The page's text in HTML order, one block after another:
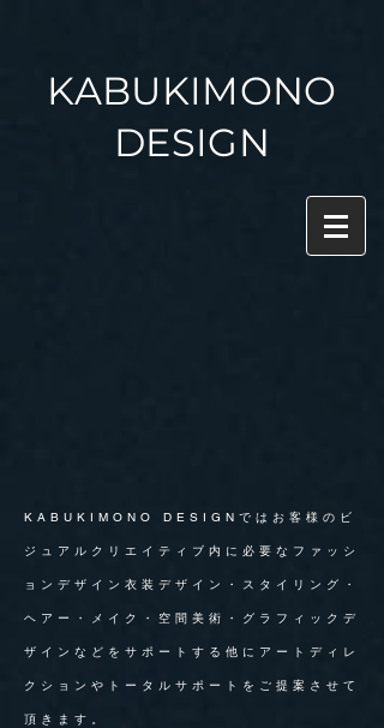
KABUKIMONO
DESIGN
KABUKIMONO DESIGNではお客様 のビ
ジュアルクリエイティブ内に必要なファッシ
ョンデザイン衣装デザイン・スタイリング・
ヘアー・メイク・空間美術・グラフィックデ
ザインなどをサポートする他にアートディレ
クションやトータルサポートをご提案させて
頂きます。